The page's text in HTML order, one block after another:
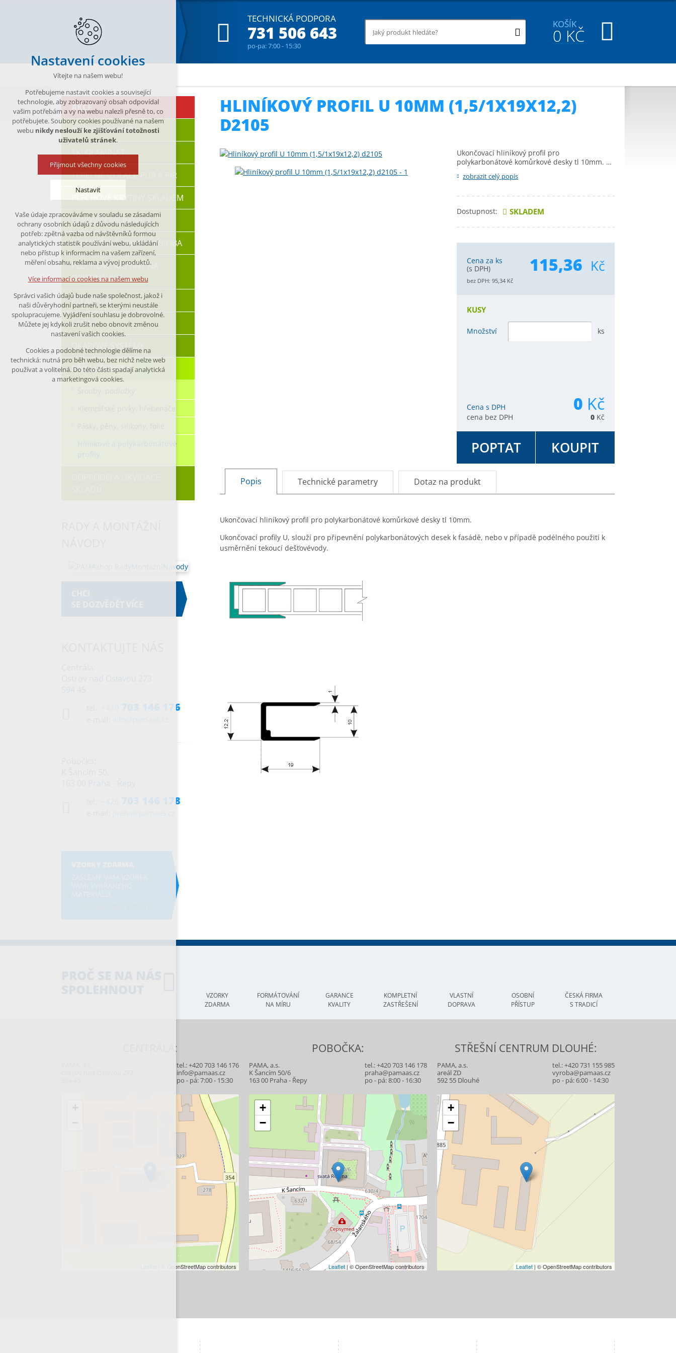
TECHNICKÁ PODPORA
731 506 643
po-pa: 7:00 - 15:30
KOŠÍK
0 KČ
Katalog PŘÍSLUŠENSTVÍ
HLINÍKOVÝ PROFIL U 10MM (1,5/1X19X12,2)
D2105
Ukončovací hliníkový profil pro
polykarbonátové komůrkové desky tl 10mm. …
zobrazit celý popis
Dostupnost: SKLADEM
Cena za ks
(s DPH)
115,36 Kč
bez DPH: 95,34 Kč
KUSY
Množství ks
Cena s DPH 0 Kč
cena bez DPH 0 Kč
POPTAT KOUPIT
Popis Technické parametry Dotaz na produkt
Ukončovací hliníkový profil pro polykarbonátové komůrkové desky tl 10mm.
Ukončovací profily U, slouží pro připevnění polykarbonátových desek k fasádě, nebo v případě podélného použití k
usměrnění tekoucí dešťovévody.
AKCE
POLYKARBONÁT
SKLOLAMINÁT
TEPELNÉ IZOLACE PUR A PIR
PLECHOVÉ KRYTINY SKLADEM
SENDVIČOVÉ PANELY
KLEMPÍŘSKÉ PRVKY - VÝROBA
PLECHOVÉ KRYTINY NA
OBJEDNÁVKU
PLEXISKLO
LANA
OKAPOVÉ SYSTÉMY
PŘÍSLUŠENSTVÍ
Hliníkové a polykarbonátové
703 146 176
703 146 178
VZORKY
ZDARMA
FORMÁTOVÁNÍ
NA MÍRU
GARANCE
KVALITY
KOMPLETNÍ
ZASTŘEŠENÍ
VLASTNÍ
DOPRAVA
OSOBNÍ
PŘÍSTUP
ČESKÁ FIRMA
S TRADICÍ
CENTRÁLA:
tel.:+420 703 146 176
info@pamaas.cz
po - pá: 7:00 - 15:30
| © OpenStreetMap contributors
POBOČKA:
PAMA, a.s.
K Šancím 50/6
163 00 Praha - Řepy
tel.:+420 703 146 178
praha@pamaas.cz
po - pá: 8:00 - 16:30
+
−
Leaflet| © OpenStreetMap contributors
STŘEŠNÍ CENTRUM DLOUHÉ:
PAMA, a.s.
areál ZD
592 55 Dlouhé
tel.:+420 731 155 985
vyroba@pamaas.cz
po - pá: 6:00 - 14:30
+
−
Leaflet| © OpenStreetMap contributors
Nastavení cookies
Vítejte na našem webu!
Potřebujeme nastavit cookies a související
technologie, aby zobrazovaný obsah odpovídal
vašim potřebám a vy na webu nalezli přesně to, co
potřebujete. Soubory cookies používané na našem
webu nikdy neslouží ke zjišťování totožnosti
uživatelů stránek.
Přijmout všechny cookies
Nastavit
Technická cookies
nutná pro provozování webu
udržení kontextu stránek (session):
případná přihlášení, volby jazyka, apod.
Volitelná cookies
vyhodnocení návštěvnosti
marketingová cookies (Google)
Více informací o cookies na našem webu
Přijmout všechny cookies
Vaše údaje zpracováváme v souladu se zásadami
ochrany osobních údajů z důvodu následujících
potřeb: zpětná vazba od návštěvníků formou
analytických statistik používání webu, ukládání
nebo přístup k informacím na vašem zařízení,
měření obsahu, reklama a vývoj produktů.
Více informací o cookies na našem webu
Správci vašich údajů bude naše společnost, jakož i
naši důvěryhodní partneři, se kterými neustále
spolupracujeme. Vyjádření souhlasu je dobrovolné.
Můžete jej kdykoli zrušit nebo obnovit změnou
nastavení vašich cookies.
Cookies a podobné technologie dělíme na
technická: nutná pro běh webu, bez nichž nelze web
používat a volitelná. Do této části spadají analytická
a marketingová cookies.